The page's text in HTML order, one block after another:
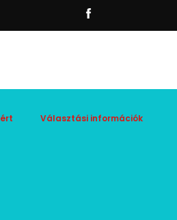
Választási információk